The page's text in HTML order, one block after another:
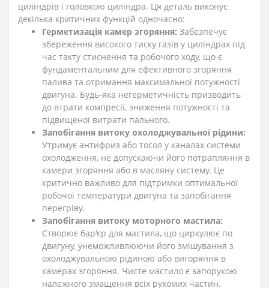
циліндрів і головкою циліндра. Ця деталь виконує
декілька критичних функцій одночасно:
Герметизація камер згоряння: Забезпечує
збереження високого тиску газів у циліндрах під
час такту стиснення та робочого ходу, що є
фундаментальним для ефективного згоряння
палива та отримання максимальної потужності
двигуна. Будь-яка негерметичність призводить
до втрати компресії, зниження потужності та
підвищеної витрати пального.
Запобігання витоку охолоджувальної рідини:
Утримує антифриз або тосол у каналах системи
охолодження, не допускаючи його потрапляння в
камери згоряння або в масляну систему. Це
критично важливо для підтримки оптимальної
робочої температури двигуна та запобігання
перегріву.
Запобігання витоку моторного мастила:
Створює бар'єр для мастила, що циркулює по
двигуну, унеможливлюючи його змішування з
охолоджувальною рідиною або вигоряння в
камерах згоряння. Чисте мастило є запорукою
належного змащення всіх рухомих частин.